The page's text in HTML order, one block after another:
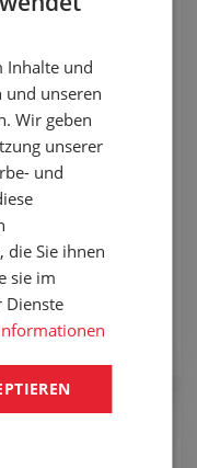
Daten
Inhalte und
und unseren
Wir geben
unserer
und
Sie ihnen
sie im
Dienste